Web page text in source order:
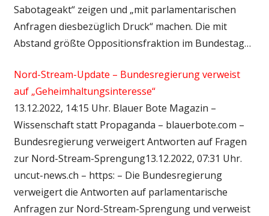
Sabotageakt“ zeigen und „mit parlamentarischen
Anfragen diesbezüglich Druck“ machen. Die mit
Abstand größte Oppositionsfraktion im Bundestag…
Nord-Stream-Update – Bundesregierung verweist
auf „Geheimhaltungsinteresse“
13.12.2022, 14:15 Uhr. Blauer Bote Magazin –
Wissenschaft statt Propaganda – blauerbote.com –
Bundesregierung verweigert Antworten auf Fragen
zur Nord-Stream-Sprengung13.12.2022, 07:31 Uhr.
uncut-news.ch – https: – Die Bundesregierung
verweigert die Antworten auf parlamentarische
Anfragen zur Nord-Stream-Sprengung und verweist